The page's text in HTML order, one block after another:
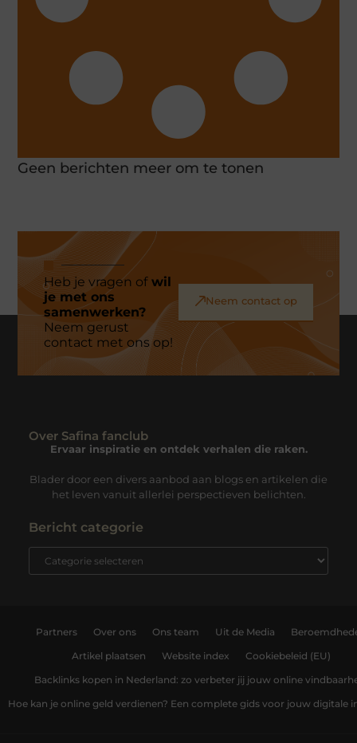
Geen berichten meer om te tonen
Heb je vragen ofwil
je met ons
samenwerken?
Neem gerust
contact met ons op!
Neem contact op
Over Safina fanclub
Ervaar inspiratie en ontdek verhalen die raken.
Blader door een divers aanbod aan blogs en artikelen die
het leven vanuit allerlei perspectieven belichten.
Bericht categorie
Partners Over ons Ons team Uit de Media
Artikel plaatsen Website index Cookiebeleid (EU)
Backlinks kopen in Nederland: zo verbeter jij jouw online
Hoe kan je online geld verdienen? Een complete gids voor jouw digitale